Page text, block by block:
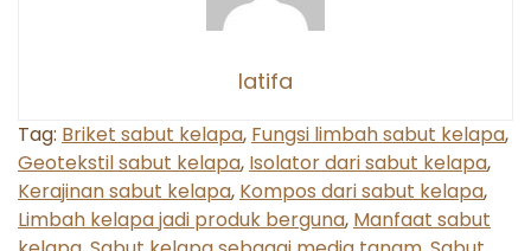
latifa
Tag: Briket sabut kelapa, Fungsi limbah sabut kelapa,
Geotekstil sabut kelapa, Isolator dari sabut kelapa,
Kerajinan sabut kelapa, Kompos dari sabut kelapa,
Limbah kelapa jadi produk berguna, Manfaat sabut